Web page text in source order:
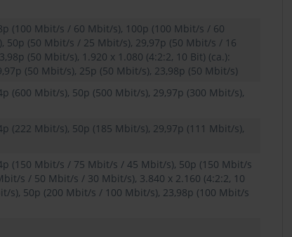
(100 Mbit/s / 60 Mbit/s), 100p (100 Mbit/s / 60
50p (50 Mbit/s / 25 Mbit/s), 29,97p (50 Mbit/s / 16
(50 Mbit/s), 1.920 x 1.080 (4:2:2, 10 Bit) (ca.):
(50 Mbit/s), 25p (50 Mbit/s), 23,98p (50 Mbit/s)
(600 Mbit/s), 50p (500 Mbit/s), 29,97p (300 Mbit/s),
(222 Mbit/s), 50p (185 Mbit/s), 29,97p (111 Mbit/s),
(150 Mbit/s / 75 Mbit/s / 45 Mbit/s), 50p (150 Mbit/s
s / 50 Mbit/s / 30 Mbit/s), 3.840 x 2.160 (4:2:2, 10
s), 50p (200 Mbit/s / 100 Mbit/s), 23,98p (100 Mbit/s